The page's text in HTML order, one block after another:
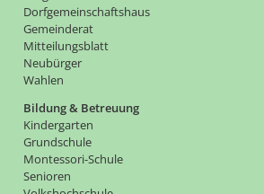
Dorfgemeinschaftshaus
Gemeinderat
Mitteilungsblatt
Neubürger
Wahlen
Bildung & Betreuung
Kindergarten
Grundschule
Montessori-Schule
Senioren